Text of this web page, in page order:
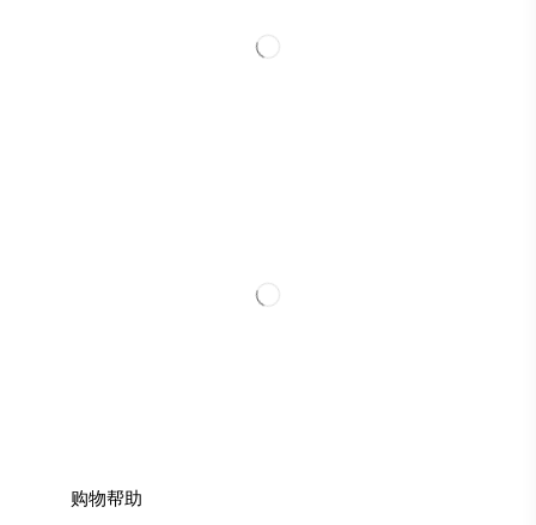
购物帮助